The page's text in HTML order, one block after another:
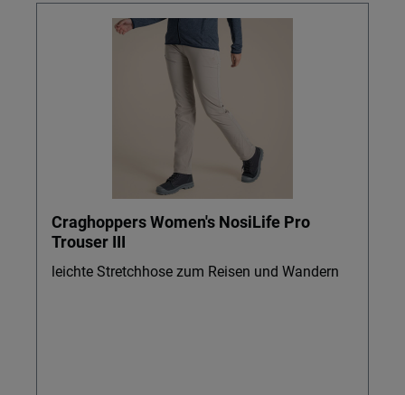
Craghoppers Women's NosiLife Pro
Trouser III
leichte Stretchhose zum Reisen und Wandern